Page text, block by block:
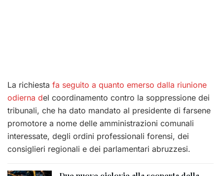
La richiesta fa seguito a quanto emerso dalla riunione
odierna del coordinamento contro la soppressione dei
tribunali, che ha dato mandato al presidente di farsene
promotore a nome delle amministrazioni comunali
interessate, degli ordini professionali forensi, dei
consiglieri regionali e dei parlamentari abruzzesi.